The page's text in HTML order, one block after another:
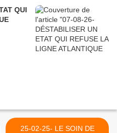
QUI
25-02-25- LE SOIN DE